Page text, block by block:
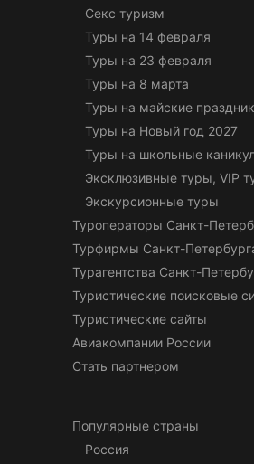
Секс туризм
Туры на 14 февраля
Туры на 23 февраля
Туры на 8 марта
Туры на майские
Туры на Новый год 2027
Туры на школьные
Эксклюзивные туры, VIP
Экскурсионные туры
Туроператоры Санкт-
Турфирмы Санкт-
Турагентства Санкт-
Туристические поисковые
Туристические сайты
Авиакомпании России
Стать партнером
Популярные страны
Россия